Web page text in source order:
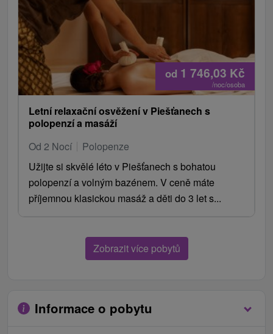
od 1 746,03 Kč
/noc/osoba
Letní relaxační osvěžení v Piešťanech s
polopenzí a masáží
Od 2 Nocí
Polopenze
Užijte si skvělé léto v Piešťanech s bohatou
polopenzí a volným bazénem. V ceně máte
příjemnou klasickou masáž a děti do 3 let s...
Zobrazit více pobytů
Informace o pobytu